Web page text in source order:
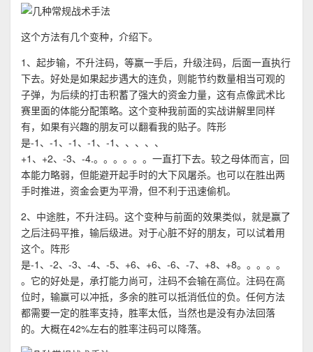
这个方法有几个变种，介绍下。
1、起步输，不升注码，等赢一手后，升级注码，后面一直执行
下去。好处是如果起步遇大的连负，则能节约数量相当可观的
子弹，为后续的打击积蓄了强大的资金力量，这有点像武术比
赛里面的体能分配策略。这个变种我前面的实战讲解里同样
有，如果有兴趣的朋友可以翻看我的贴子。阵形
是-1、-1、-1、-1、-1、、、、、
+1、+2、-3、-4.。。。。。。一直打下去。较之母体而言，回
本能力略弱，但能避开起手时的大下风屠杀。也可以在胜出两
手时推进，资金会更为平滑，但不利于迅速偷机。
2、中途胜，不升注码。这个变种与前面的效果类似，就是赢了
之后注码平推，输后级进。对于心脏不好的朋友，可以试着用
这个。阵形
是-1、-2、-3、-4、-5、+6、+6、-6、-7、+8、+8。。。。。
。它的好处是，承打能力尚可，注码不会输在高位。注码在高
位时，输赢可以冲抵，多余的胜可以抵消低位的负。任何方法
都需要一定的胜率支持，胜率太低，当然也是没有办法回落
的。大概在42%左右的胜率注码可以降落。